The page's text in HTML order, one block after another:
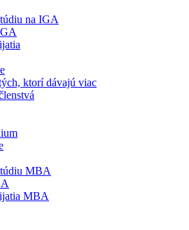
na IGA
ktorí dávajú viac
MBA
MBA